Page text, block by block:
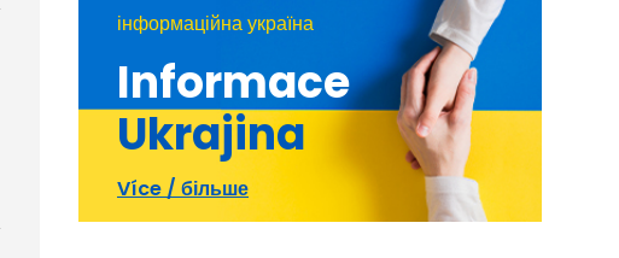
інформаційна україна
Informace
Ukrajina
Více / більше